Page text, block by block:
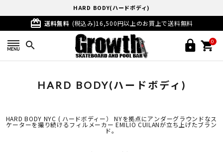
HARD BODY(ハードボディ)
card_giftcard 送料無料 (税込み)16,500円以上のお買上で送料無料
search 0
HARD BODY(ハードボディ)
HARD BODY NYC ( ハードボディー） NYを拠点にアンダーグラウンドなス
ケーターを撮り続けるフィルメーカー EMILIO CUILANが立ち上げたブラン
ド。